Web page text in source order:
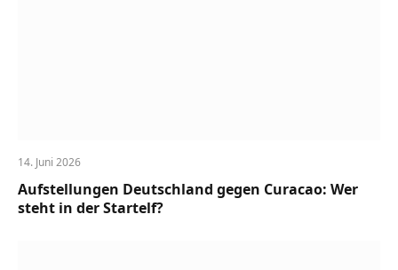
14. Juni 2026
Aufstellungen Deutschland gegen Curacao: Wer
steht in der Startelf?